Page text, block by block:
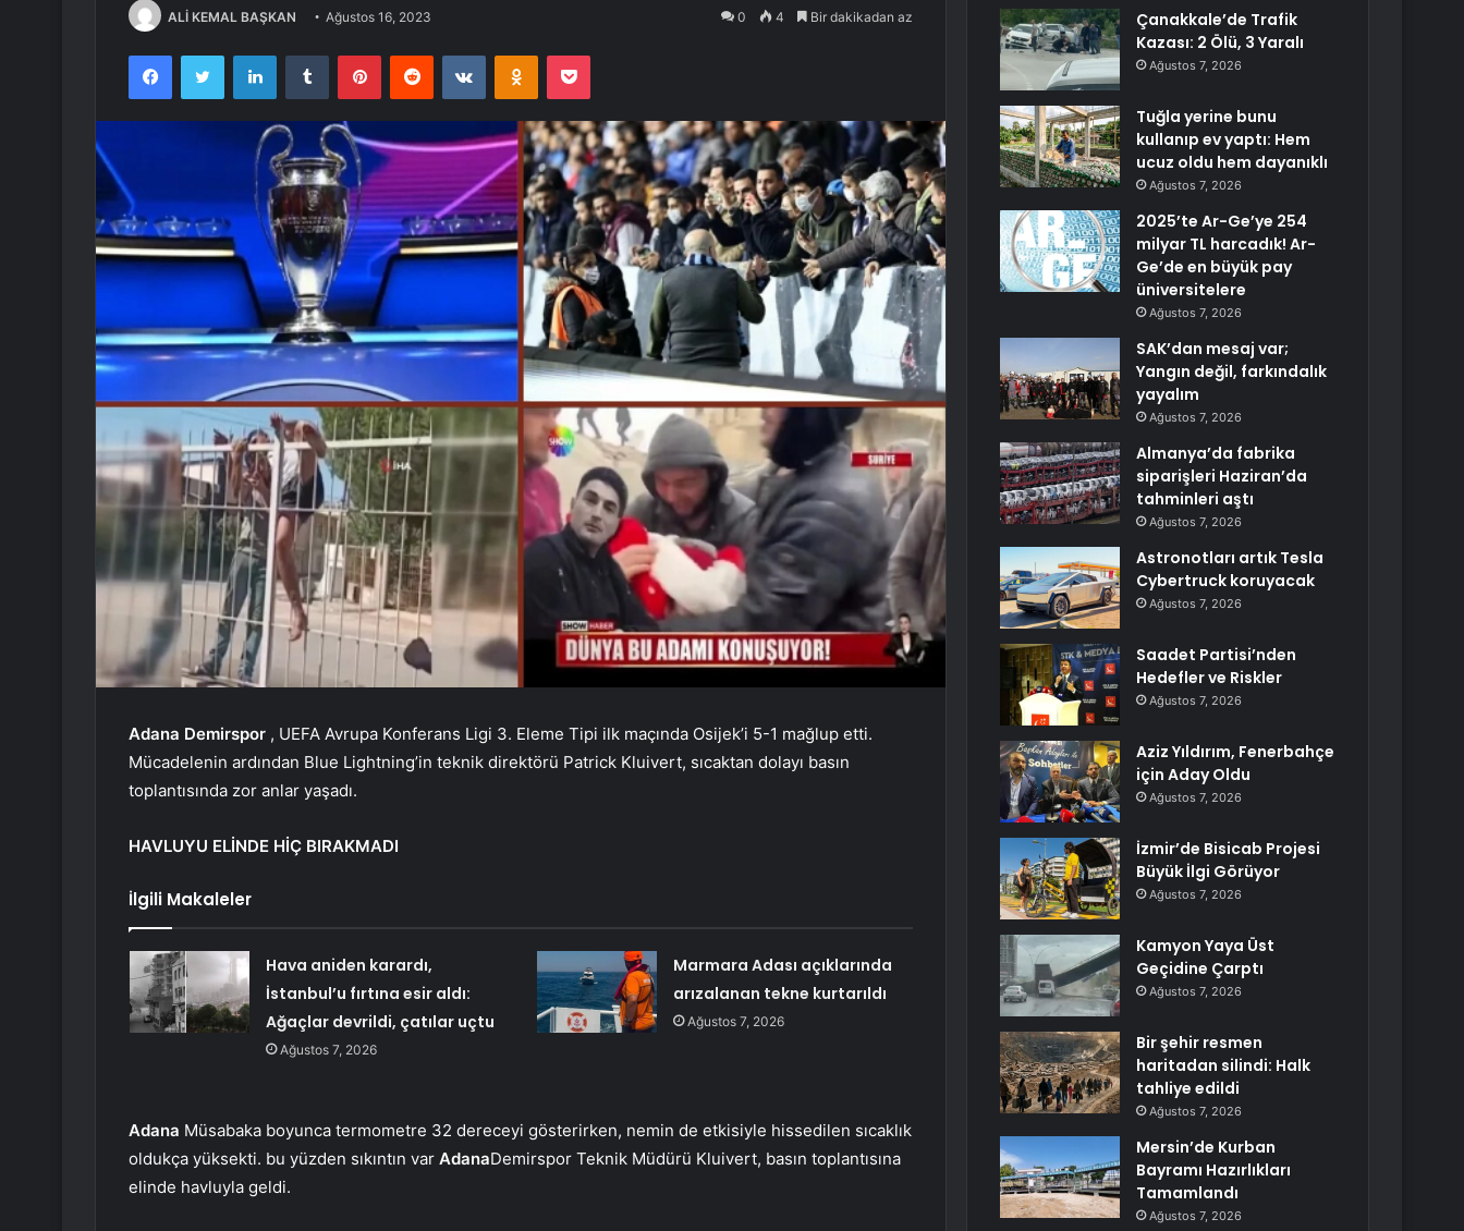
ALİ KEMAL BAŞKAN Ağustos 16, 2023 0 4 Bir dakikadan az
FacebookTwitter LinkedInTumblr PinterestReddit VKontakteOdnoklassniki
Pocket
Adana Demirspor , UEFA Avrupa Konferans Ligi 3. Eleme Tipi ilk maçında Osijek’i 5-1 mağlup etti.
Mücadelenin ardından Blue Lightning’in teknik direktörü Patrick Kluivert, sıcaktan dolayı basın
toplantısında zor anlar yaşadı.
HAVLUYU ELİNDE HİÇ BIRAKMADI
İlgili Makaleler
Hava aniden karardı,
İstanbul’u fırtına esir aldı:
Ağaçlar devrildi, çatılar uçtu
Ağustos 7, 2026
Marmara Adası açıklarında
arızalanan tekne kurtarıldı
Ağustos 7, 2026
Adana Müsabaka boyunca termometre 32 dereceyi gösterirken, nemin de etkisiyle hissedilen sıcaklık
oldukça yüksekti. bu yüzden sıkıntın var AdanaDemirspor Teknik Müdürü Kluivert, basın toplantısına
elinde havluyla geldi.
Çanakkale’de Trafik
Kazası: 2 Ölü, 3 Yaralı
Ağustos 7, 2026
Tuğla yerine bunu
kullanıp ev yaptı: Hem
ucuz oldu hem dayanıklı
Ağustos 7, 2026
2025’te Ar-Ge’ye 254
milyar TL harcadık! Ar-
Ge’de en büyük pay
üniversitelere
Ağustos 7, 2026
SAK’dan mesaj var;
Yangın değil, farkındalık
yayalım
Ağustos 7, 2026
Almanya’da fabrika
siparişleri Haziran’da
tahminleri aştı
Ağustos 7, 2026
Astronotları artık Tesla
Cybertruck koruyacak
Ağustos 7, 2026
Saadet Partisi’nden
Hedefler ve Riskler
Ağustos 7, 2026
Aziz Yıldırım, Fenerbahçe
için Aday Oldu
Ağustos 7, 2026
İzmir’de Bisicab Projesi
Büyük İlgi Görüyor
Ağustos 7, 2026
Kamyon Yaya Üst
Geçidine Çarptı
Ağustos 7, 2026
Bir şehir resmen
haritadan silindi: Halk
tahliye edildi
Ağustos 7, 2026
Mersin’de Kurban
Bayramı Hazırlıkları
Tamamlandı
Ağustos 7, 2026